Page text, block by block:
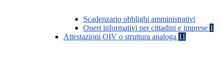
Scadenzario obblighi amministrativi
Oneri informativi per cittadini e imprese 1
Attestazioni OIV o struttura analoga 11